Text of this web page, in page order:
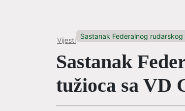
Vijesti Sastanak Federalnog
Sastanak
tužioca sa VD